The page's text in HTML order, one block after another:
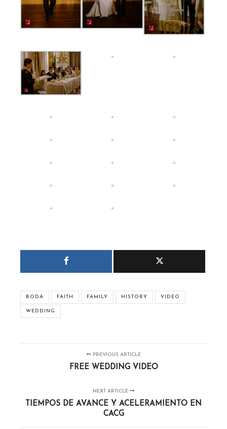
BODA FAITH FAMILY HISTORY VIDEO
WEDDING
PREVIOUS ARTICLE
FREE WEDDING VIDEO
NEXT ARTICLE
TIEMPOS DE AVANCE Y ACELERAMIENTO EN
CACG